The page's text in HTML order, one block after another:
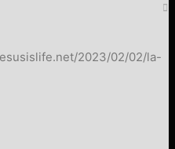
2023/02/02/la-